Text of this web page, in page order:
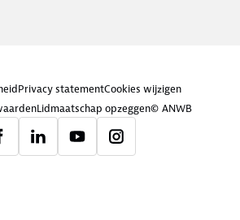
Privacy statementCookies wijzigen
Lidmaatschap opzeggen© ANWB